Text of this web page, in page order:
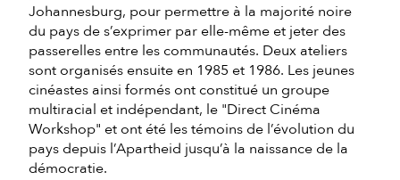
Johannesburg, pour permettre à la majorité noire
du pays de s’exprimer par elle-même et jeter des
passerelles entre les communautés. Deux ateliers
sont organisés ensuite en 1985 et 1986. Les jeunes
cinéastes ainsi formés ont constitué un groupe
multiracial et indépendant, le "Direct Cinéma
Workshop" et ont été les témoins de l’évolution du
pays depuis l’Apartheid jusqu’à la naissance de la
démocratie.